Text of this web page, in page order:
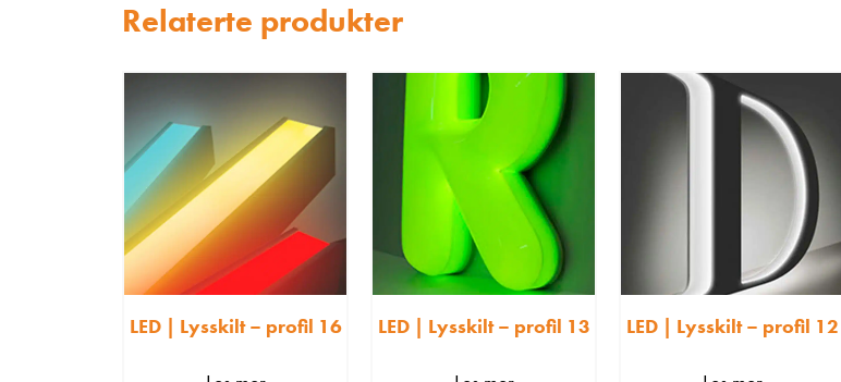
Relaterte produkter
LED | Lysskilt – profil 16 LED | Lysskilt – profil 13 LED | Lysskilt – profil 12